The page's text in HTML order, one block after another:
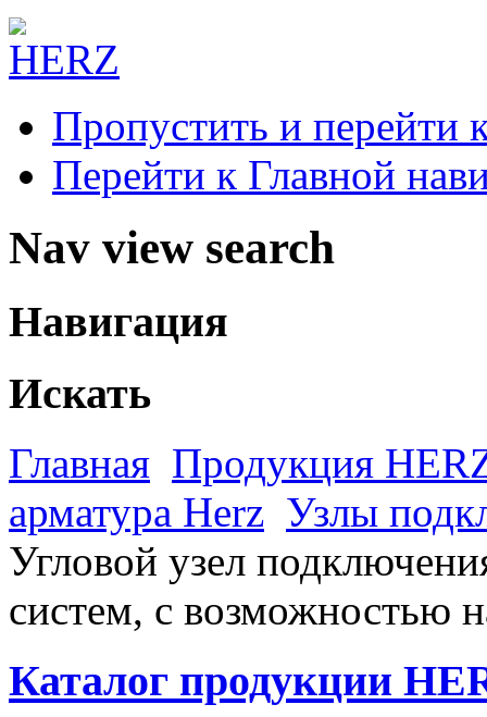
Пропустить и перейти
Перейти к Главной
Nav view search
Навигация
Искать
Главная Продукция
арматура Herz Узлы
Угловой узел
систем, с возможностью
Каталог продукции